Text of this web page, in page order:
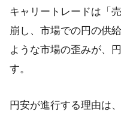
キャリートレードは「
崩し、市場での円の供
ような市場の歪みが、
す。
円安が進行する理由は